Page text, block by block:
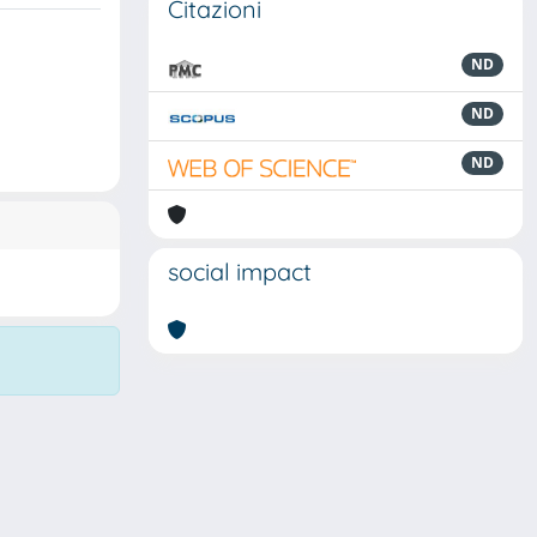
Citazioni
ND
ND
ND
social impact